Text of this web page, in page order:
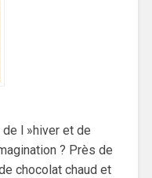
l »hiver et de
? Près de
chocolat chaud et